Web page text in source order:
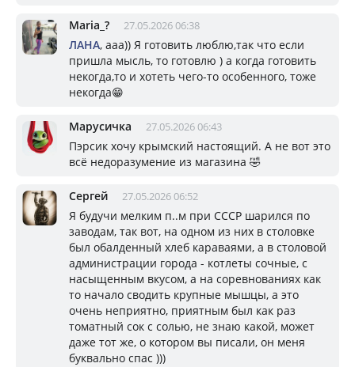
Mariа_? 27.05.2026 06:38
ЛАНА, ааа)) Я готовить люблю,так что если
пришла мысль, то готовлю ) а когда готовить
некогда,то и хотеть чего-то особенного, тоже
некогда😁
Марусичка 27.05.2026 06:43
Пэрсик хочу крымский настоящий. А не вот это
всё недоразумение из магазина 🤣
Сергей 27.05.2026 06:52
Я будучи мелким п..м при СССР шарился по
заводам, так вот, на одном из них в столовке
был обалденный хлеб караваями, а в столовой
администрации города - котлеты сочные, с
насыщенным вкусом, а на соревнованиях как
то начало сводить крупные мышцы, а это
очень неприятно, приятным был как раз
томатный сок с солью, не знаю какой, может
даже тот же, о котором вы писали, он меня
буквально спас )))